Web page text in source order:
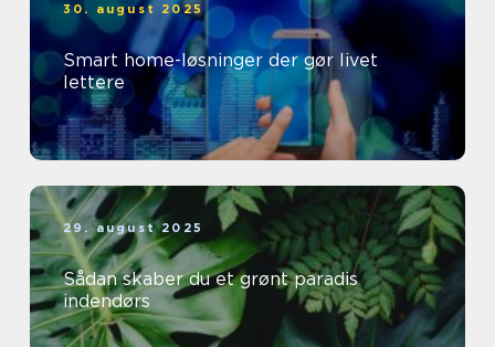
30. august 2025
Smart home-løsninger der gør livet
lettere
29. august 2025
Sådan skaber du et grønt paradis
indendørs